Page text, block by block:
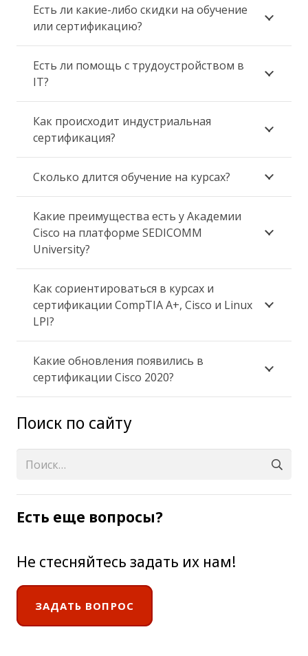
Есть ли какие-либо скидки на обучение
или сертификацию?
Есть ли помощь с трудоустройством в
IT?
Как происходит индустриальная
сертификация?
Сколько длится обучение на курсах?
Какие преимущества есть у Академии
Cisco на платформе SEDICOMM
University?
Как сориентироваться в курсах и
сертификации CompTIA A+, Cisco и Linux
LPI?
Какие обновления появились в
сертификации Cisco 2020?
Поиск по сайту
Найти:
Есть еще вопросы?
Не стесняйтесь задать их нам!
ЗАДАТЬ ВОПРОС